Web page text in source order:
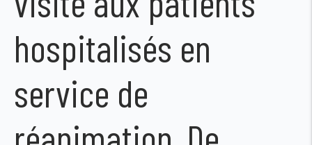
hospitalisés en
service de